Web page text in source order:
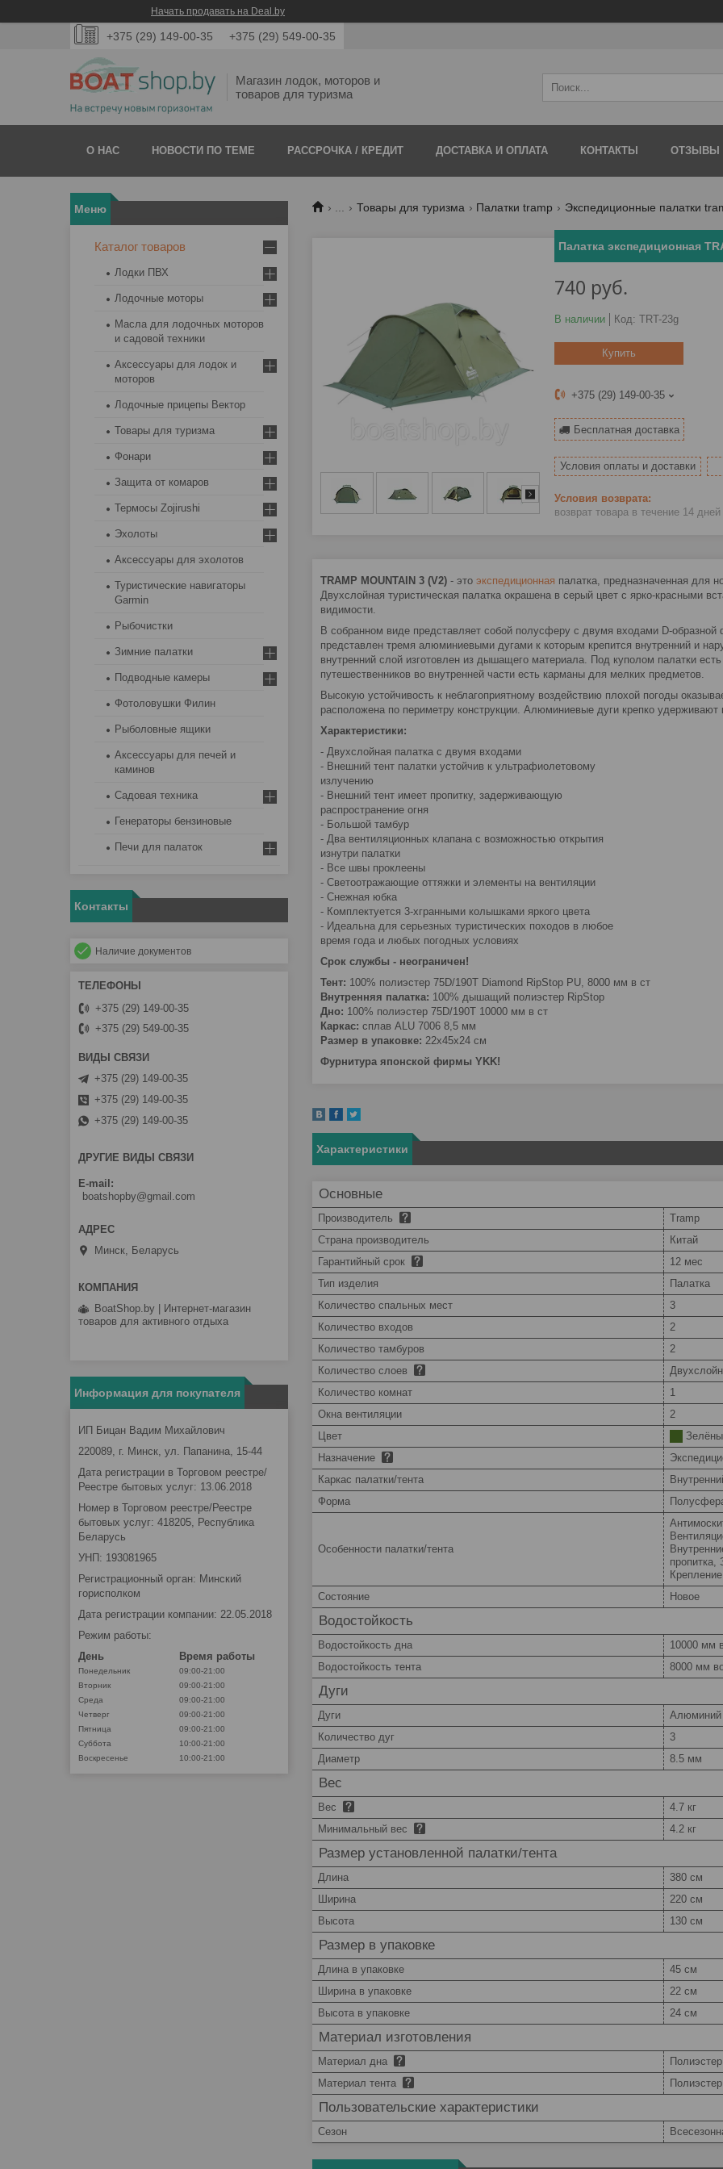
Начать продавать на Deal.by
+375 (29) 149-00-35 +375 (29) 549-00-35
Магазин лодок, моторов и
товаров для туризма
О НАС НОВОСТИ ПО ТЕМЕ РАССРОЧКА / КРЕДИТ ДОСТАВКА И ОПЛАТА КОНТАКТЫ ОТЗЫВЫ
... Товары для туризма Палатки tramp Экспедиционные палатки
Палатка экспедиционная
740 руб.
В наличии Код: TRT-23g
Купить
+375 (29) 149-00-35
Бесплатная доставка
Условия оплаты и доставки
возврат товара в течение 14 дней
TRAMP MOUNTAIN 3 (V2) - это экспедиционная палатка, предназначенная для
Двухслойная туристическая палатка окрашена в серый цвет с ярко-красными
видимости.
В собранном виде представляет собой полусферу с двумя входами D-
представлен тремя алюминиевыми дугами к которым крепится внутренний и
внутренний слой изготовлен из дышащего материала. Под куполом палатки
путешественников во внутренней части есть карманы для мелких предметов.
Высокую устойчивость к неблагоприятному воздействию плохой погоды
расположена по периметру конструкции. Алюминиевые дуги крепко
Характеристики:
- Двухслойная палатка с двумя входами
- Внешний тент палатки устойчив к ультрафиолетовому
излучению
- Внешний тент имеет пропитку, задерживающую
распространение огня
- Большой тамбур
- Два вентиляционных клапана с возможностью открытия
изнутри палатки
- Все швы проклеены
- Светоотражающие оттяжки и элементы на вентиляции
- Снежная юбка
- Комплектуется 3-хгранными колышками яркого цвета
- Идеальна для серьезных туристических походов в любое
время года и любых погодных условиях
Срок службы - неограничен!
Тент: 100% полиэстер 75D/190T Diamond RipStop PU, 8000 мм в ст
Внутренняя палатка: 100% дышащий полиэстер RipStop
Дно: 100% полиэстер 75D/190T 10000 мм в ст
Каркас: cплав ALU 7006 8,5 мм
Размер в упаковке: 22x45x24 см
Фурнитура японской фирмы YKK!
Характеристики
Основные
Производитель
Tramp
Страна производитель
Китай
Гарантийный срок
12 мес
Тип изделия
Палатка
Количество спальных мест
3
Количество входов
2
Количество тамбуров
2
Количество слоев
Количество комнат
1
Окна вентиляции
2
Цвет
Назначение
Каркас палатки/тента
Форма
Особенности палатки/тента
Состояние
Новое
Водостойкость
Водостойкость дна
10000 мм
Водостойкость тента
8000 мм
Дуги
Дуги
Алюминий
Количество дуг
3
Диаметр
8.5 мм
Вес
Вес
4.7 кг
Минимальный вес
4.2 кг
Размер установленной палатки/тента
Длина
380 см
Ширина
220 см
Высота
130 см
Размер в упаковке
Длина в упаковке
45 см
Ширина в упаковке
22 см
Высота в упаковке
24 см
Материал изготовления
Материал дна
Полиэстер
Материал тента
Полиэстер
Пользовательские характеристики
Сезон
Каталог товаров
Лодки ПВХ
Лодочные моторы
Масла для лодочных моторов
и садовой техники
Аксессуары для лодок и
моторов
Лодочные прицепы Вектор
Товары для туризма
Фонари
Защита от комаров
Термосы Zojirushi
Эхолоты
Аксессуары для эхолотов
Туристические навигаторы
Garmin
Рыбочистки
Зимние палатки
Подводные камеры
Фотоловушки Филин
Рыболовные ящики
Аксессуары для печей и
каминов
Садовая техника
Генераторы бензиновые
Печи для палаток
Контакты
Наличие документов
+375 (29) 149-00-35
+375 (29) 549-00-35
+375 (29) 149-00-35
+375 (29) 149-00-35
+375 (29) 149-00-35
ДРУГИЕ ВИДЫ СВЯЗИ
E-mail
boatshopby@gmail.com
Минск, Беларусь
BoatShop.by | Интернет-магазин
товаров для активного отдыха
Информация для покупателя
ИП Бицан Вадим Михайлович
220089, г. Минск, ул. Папанина, 15-44
Дата регистрации в Торговом реестре/
Реестре бытовых услуг: 13.06.2018
Номер в Торговом реестре/Реестре
бытовых услуг: 418205, Республика
Беларусь
УНП: 193081965
Регистрационный орган: Минский
горисполком
Дата регистрации компании: 22.05.2018
Режим работы:
День
Время работы
Понедельник
09:00-21:00
Вторник
09:00-21:00
Среда
09:00-21:00
Четверг
09:00-21:00
Пятница
09:00-21:00
Суббота
10:00-21:00
Воскресенье
10:00-21:00